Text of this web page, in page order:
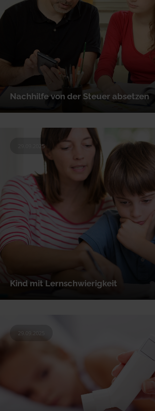
Nachhilfe von der Steuer absetzen
Kind mit Lernschwierigkeit
29.09.2025
29.09.2025